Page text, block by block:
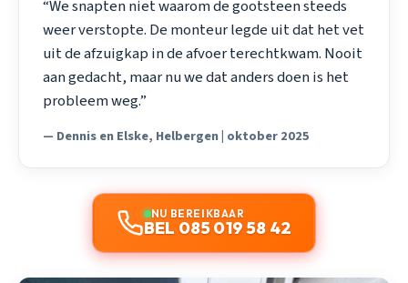
“We snapten niet waarom de gootsteen steeds
weer verstopte. De monteur legde uit dat het vet
uit de afzuigkap in de afvoer terechtkwam. Nooit
aan gedacht, maar nu we dat anders doen is het
probleem weg.”
— Dennis en Elske, Helbergen | oktober 2025
NU BEREIKBAAR
BEL 085 019 58 42